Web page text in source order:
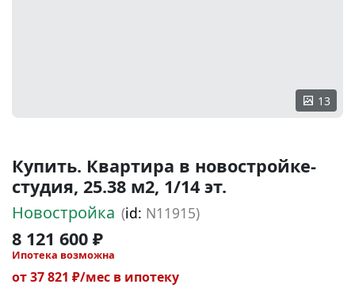
13
Купить. Квартира в новостройке-
студия, 25.38 м2, 1/14 эт.
Новостройка (id: N11915)
8 121 600 ₽
Ипотека возможна
от 37 821 ₽/мес в ипотеку